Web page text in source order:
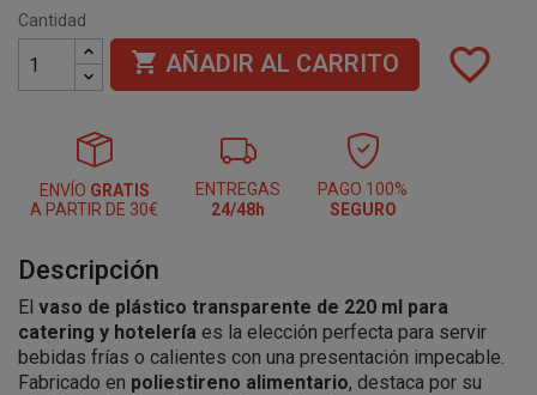
Cantidad
 AÑADIR AL CARRITO favorite_border
ENVÍO GRATIS
A PARTIR DE 30€
ENTREGAS
24/48h
PAGO 100%
SEGURO
Descripción
El vaso de plástico transparente de 220 ml para
catering y hotelería es la elección perfecta para servir
bebidas frías o calientes con una presentación impecable.
Fabricado en poliestireno alimentario, destaca por su